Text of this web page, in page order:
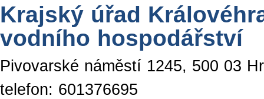
Krajský úřad
vodního hospodářství
Pivovarské náměstí 1245, 500 03
telefon: 601376695